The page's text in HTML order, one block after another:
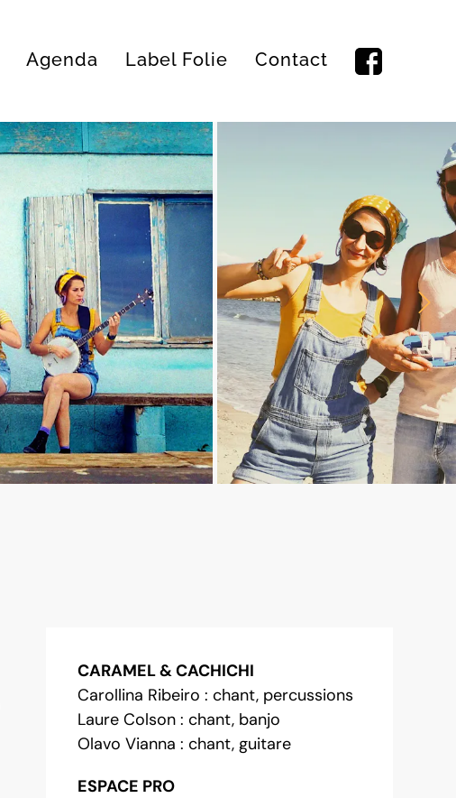
Agenda Label Folie Contact
CARAMEL & CACHICHI
Carollina Ribeiro : chant, percussions
Laure Colson : chant, banjo
Olavo Vianna : chant, guitare
ESPACE PRO